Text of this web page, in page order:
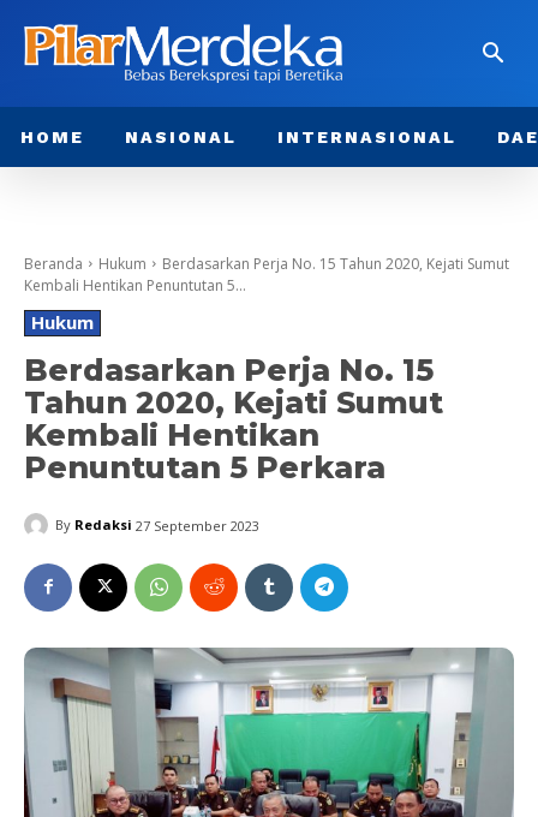
HOME NASIONAL INTERNASIONAL
Beranda Hukum
Berdasarkan Perja No. 15 Tahun 2020, Kejati Sumut
Kembali Hentikan Penuntutan 5...
Hukum
Berdasarkan Perja No. 15
Tahun 2020, Kejati Sumut
Kembali Hentikan
Penuntutan 5 Perkara
By Redaksi 27 September 2023